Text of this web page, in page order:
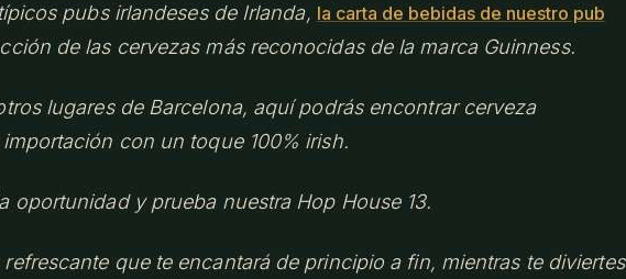
pubs irlandeses de Irlanda, la carta de bebidas de nuestro pub
de las cervezas más reconocidas de la marca Guinness.
lugares de Barcelona, aquí podrás encontrar cerveza
con un toque 100% irish.
oportunidad y prueba nuestra Hop House 13.
que te encantará de principio a fin, mientras te diviertes